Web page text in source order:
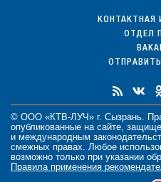
КОНТАКТНАЯ
ОТДЕЛ
© ООО «КТВ-ЛУЧ» г. Сызрань.
опубликованные на сайте,
и международным
смежных правах. Любое
возможно только при указании
Правила применения